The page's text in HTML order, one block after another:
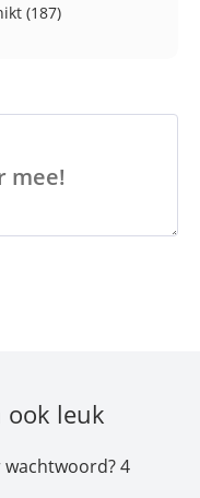
(187)
mee!
ook leuk
wachtwoord? 4